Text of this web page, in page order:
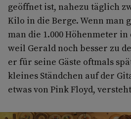
geöffnet ist, nahezu täglich
Kilo in die Berge. Wenn man
man die 1.000 Höhenmeter
weil Gerald noch besser zu
er für seine Gäste oftmals
kleines Ständchen auf der
etwas von Pink Floyd,